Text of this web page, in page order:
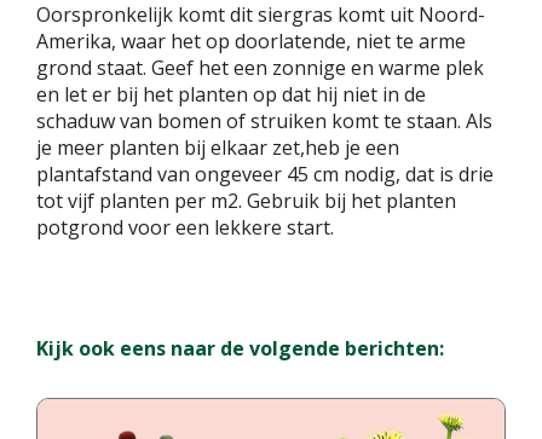
Oorspronkelijk komt dit siergras komt uit Noord-
Amerika, waar het op doorlatende, niet te arme
grond staat. Geef het een zonnige en warme plek
en let er bij het planten op dat hij niet in de
schaduw van bomen of struiken komt te staan. Als
je meer planten bij elkaar zet,heb je een
plantafstand van ongeveer 45 cm nodig, dat is drie
tot vijf planten per m2. Gebruik bij het planten
potgrond voor een lekkere start.
Kijk ook eens naar de volgende berichten: